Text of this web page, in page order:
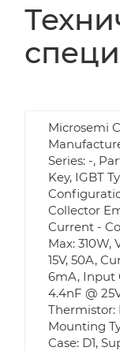
Microsemi
Series: -,
Key, IGBT
Collector
Current -
Max: 310W,
15V, 50A,
6mA, Input
4.4nF @
Thermistor:
Mounting
Case: D1,